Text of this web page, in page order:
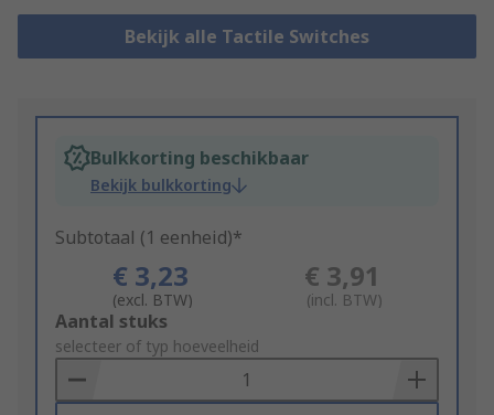
Bekijk alle Tactile Switches
Bulkkorting beschikbaar
Bekijk bulkkorting
Subtotaal (1 eenheid)*
€ 3,23
(excl. BTW)
€ 3,91
(incl. BTW)
Add
to
Basket
Aantal stuks
selecteer of typ hoeveelheid